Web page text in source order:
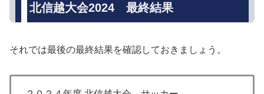
北信越大会2024 最終結果
それでは最後の最終結果を確認しておきましょう。